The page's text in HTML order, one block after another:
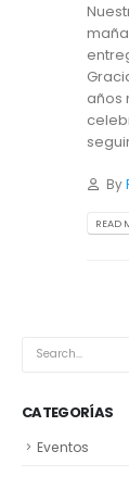
años
By
READ
CATEGORÍAS
Eventos